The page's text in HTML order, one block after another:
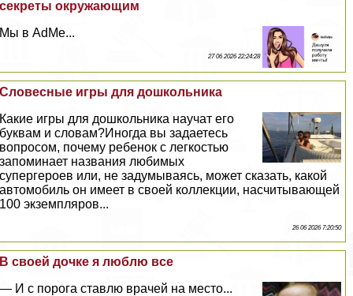
секреты окружающим
Мы в AdMe...
27 06 2026 22:24:28
Словесные игры для дошкольника
Какие игры для дошкольника научат его
буквам и словам?Иногда вы задаетесь
вопросом, почему ребенок с легкостью
запоминает названия любимых
супергероев или, не задумываясь, может сказать, какой
автомобиль он имеет в своей коллекции, насчитывающей
100 экземпляров...
26 06 2026 7:20:50
В своей дочке я люблю все
— И с порога ставлю врачей на место...